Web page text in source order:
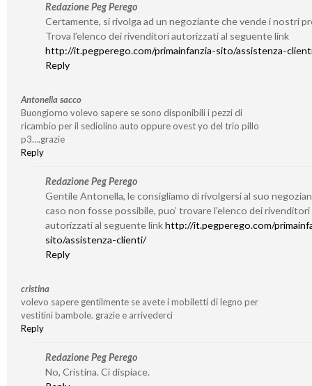
Redazione Peg Perego
Certamente, si rivolga ad un negoziante che vende i nostri
Trova l’elenco dei rivenditori autorizzati al seguente link
http://it.pegperego.com/primainfanzia-sito/assistenza-
Reply
Antonella sacco
Buongiorno volevo sapere se sono disponibili i pezzi di
ricambio per il sediolino auto oppure ovest yo del trio pillo
p3….grazie
Reply
Redazione Peg Perego
Gentile Antonella, le consigliamo di rivolgersi al suo
caso non fosse possibile, puo’ trovare l’elenco dei rivenditori
autorizzati al seguente linkhttp://it.pegperego.com/
sito/assistenza-clienti/
Reply
cristina
volevo sapere gentilmente se avete i mobiletti di legno per
vestitini bambole. grazie e arrivederci
Reply
Redazione Peg Perego
No, Cristina. Ci dispiace.